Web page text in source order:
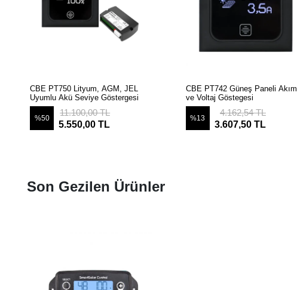
CBE PT750 Lityum, AGM, JEL
Uyumlu Akü Seviye Göstergesi
%50
11.100,00 TL
5.550,00 TL
CBE PT742 Güneş Paneli Akım
ve Voltaj Göstegesi
%13
4.162,54 TL
3.607,50 TL
Son Gezilen Ürünler